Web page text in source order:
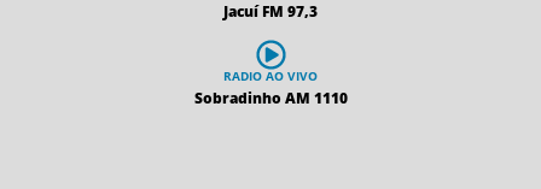
Jacuí FM 97,3
RADIO AO VIVO
Sobradinho AM 1110